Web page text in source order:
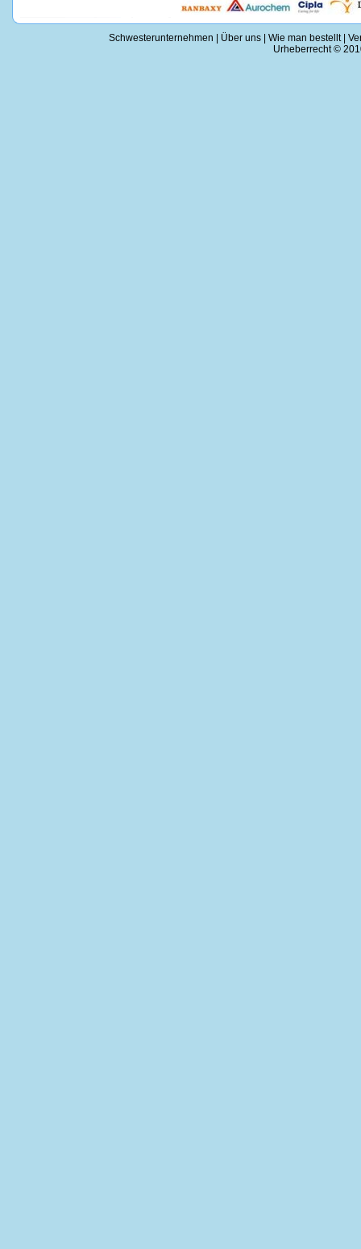
Schwesterunternehmen Über uns Wie man bestellt|
Urheberrecht ©